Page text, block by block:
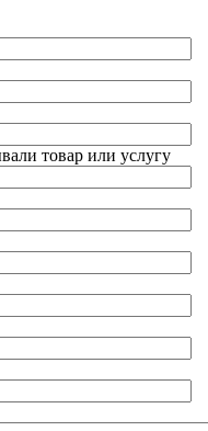
товар или услугу